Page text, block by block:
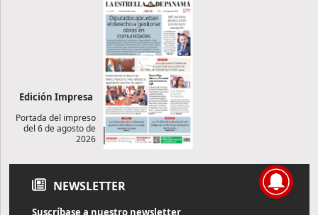
Edición Impresa
Portada del impreso
del 6 de agosto de
2026
NEWSLETTER
Suscríbase a nuestro newsletter